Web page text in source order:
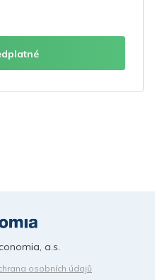
osobních údajů
a.s.